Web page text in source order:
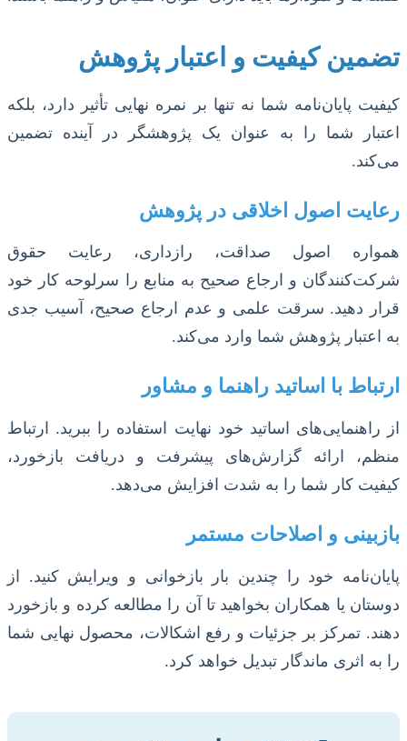
تضمین کیفیت و اعتبار پژوهش
کیفیت پایان‌نامه شما نه تنها بر نمره نهایی تأثیر دارد، بلکه
اعتبار شما را به عنوان یک پژوهشگر در آینده تضمین
می‌کند.
رعایت اصول اخلاقی در پژوهش
همواره اصول صداقت، رازداری، رعایت حقوق
شرکت‌کنندگان و ارجاع صحیح به منابع را سرلوحه کار خود
قرار دهید. سرقت علمی و عدم ارجاع صحیح، آسیب جدی
به اعتبار پژوهش شما وارد می‌کند.
ارتباط با اساتید راهنما و مشاور
از راهنمایی‌های اساتید خود نهایت استفاده را ببرید. ارتباط
منظم، ارائه گزارش‌های پیشرفت و دریافت بازخورد،
کیفیت کار شما را به شدت افزایش می‌دهد.
بازبینی و اصلاحات مستمر
پایان‌نامه خود را چندین بار بازخوانی و ویرایش کنید. از
دوستان یا همکاران بخواهید تا آن را مطالعه کرده و بازخورد
دهند. تمرکز بر جزئیات و رفع اشکالات، محصول نهایی شما
را به اثری ماندگار تبدیل خواهد کرد.